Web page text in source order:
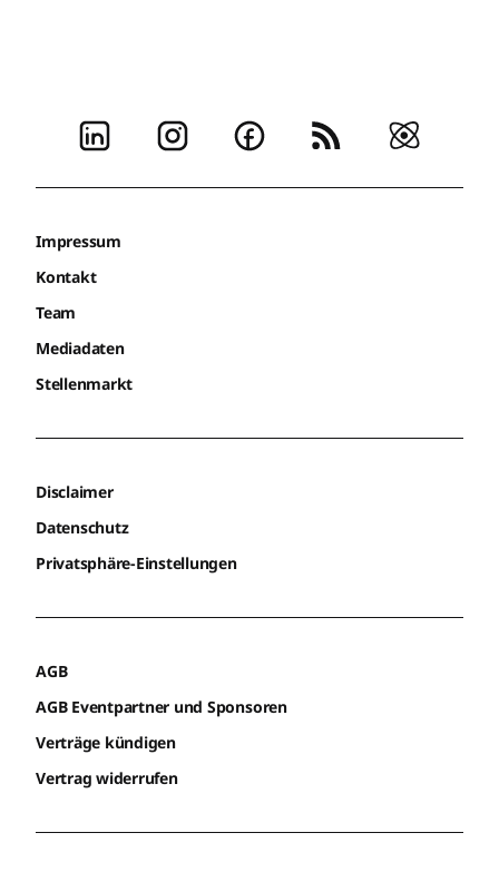
Impressum
Kontakt
Team
Mediadaten
Stellenmarkt
Disclaimer
Datenschutz
Privatsphäre-Einstellungen
AGB
AGB Eventpartner und Sponsoren
Verträge kündigen
Vertrag widerrufen